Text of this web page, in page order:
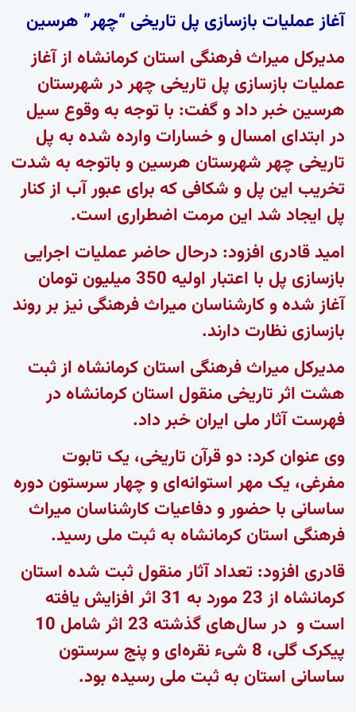
آغاز عملیات بازسازی پل تاریخی “چهر” هرسین
مدیرکل میراث فرهنگی استان کرمانشاه از آغاز
عملیات بازسازی پل تاریخی چهر در شهرستان
هرسین خبر داد و گفت: با توجه به وقوع سیل
در ابتدای امسال و خسارات وارده شده به پل
تاریخی چهر شهرستان هرسین و باتوجه به شدت
تخریب این پل و شکافی که برای عبور آب از کنار
پل ایجاد شد این مرمت اضطراری است.
امید قادری افزود: درحال حاضر عملیات اجرایی
بازسازی پل با اعتبار اولیه 350 میلیون تومان
آغاز شده و کارشناسان میراث فرهنگی نیز بر روند
بازسازی نظارت دارند.
مدیرکل میراث فرهنگی استان کرمانشاه از ثبت
هشت اثر تاریخی منقول استان کرمانشاه در
فهرست آثار ملی ایران خبر داد.
وی عنوان کرد: دو قرآن تاریخی، یک تابوت
مفرغی، یک مهر استوانه‌ای و چهار سرستون دوره
ساسانی با حضور و دفاعیات کارشناسان میراث
فرهنگی استان کرمانشاه به ثبت ملی رسید.
قادری افزود: تعداد آثار منقول ثبت شده استان
کرمانشاه از 23 مورد به 31 اثر افزایش یافته
است و در سال‌های گذشته 23 اثر شامل 10
پیکرک گلی، 8 شیء نقره‌ای و پنج سرستون
ساسانی استان به ثبت ملی رسیده بود.